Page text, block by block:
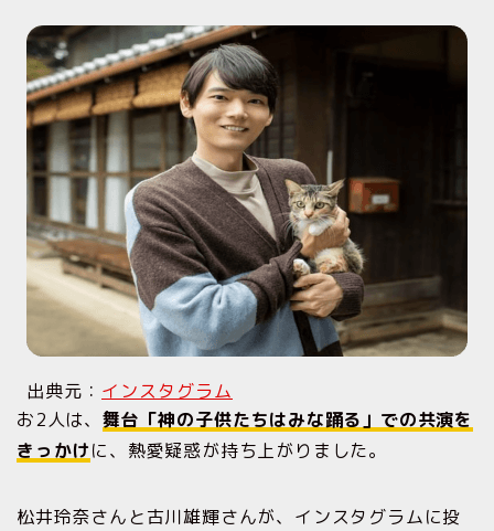
出典元： インスタグラム
お2人は、 舞台「神の子供たちはみな踊る」での共演を
きっかけに、熱愛疑惑が持ち上がりました。
松井玲奈さんと古川雄輝さんが、インスタグラムに投